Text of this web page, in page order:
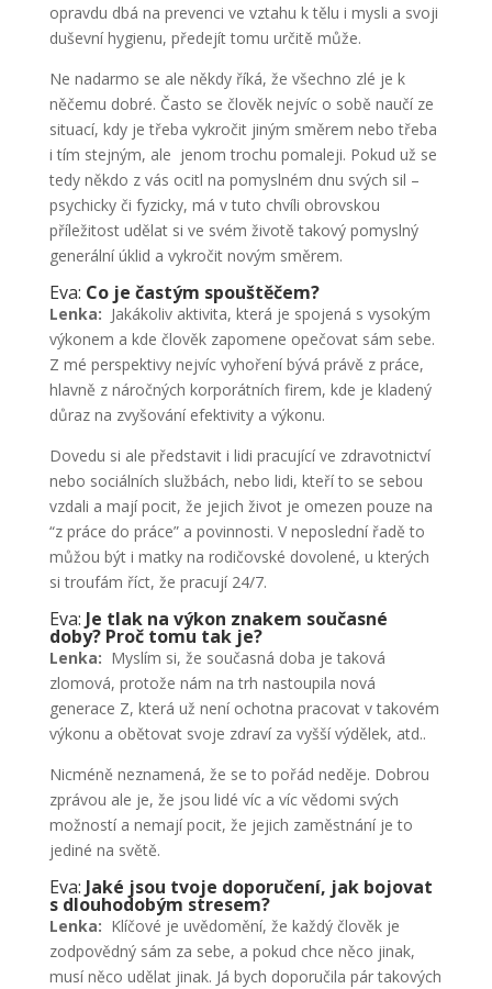
opravdu dbá na prevenci ve vztahu k tělu i mysli a svoji
duševní hygienu, předejít tomu určitě může.
Ne nadarmo se ale někdy říká, že všechno zlé je k
něčemu dobré. Často se člověk nejvíc o sobě naučí ze
situací, kdy je třeba vykročit jiným směrem nebo třeba
i tím stejným, ale jenom trochu pomaleji. Pokud už se
tedy někdo z vás ocitl na pomyslném dnu svých sil –
psychicky či fyzicky, má v tuto chvíli obrovskou
příležitost udělat si ve svém životě takový pomyslný
generální úklid a vykročit novým směrem.
Eva: Co je častým spouštěčem?
Lenka: Jakákoliv aktivita, která je spojená s vysokým
výkonem a kde člověk zapomene opečovat sám sebe.
Z mé perspektivy nejvíc vyhoření bývá právě z práce,
hlavně z náročných korporátních firem, kde je kladený
důraz na zvyšování efektivity a výkonu.
Dovedu si ale představit i lidi pracující ve zdravotnictví
nebo sociálních službách, nebo lidi, kteří to se sebou
vzdali a mají pocit, že jejich život je omezen pouze na
“z práce do práce” a povinnosti. V neposlední řadě to
můžou být i matky na rodičovské dovolené, u kterých
si troufám říct, že pracují 24/7.
Eva: Je tlak na výkon znakem současné
doby? Proč tomu tak je?
Lenka: Myslím si, že současná doba je taková
zlomová, protože nám na trh nastoupila nová
generace Z, která už není ochotna pracovat v takovém
výkonu a obětovat svoje zdraví za vyšší výdělek, atd..
Nicméně neznamená, že se to pořád neděje. Dobrou
zprávou ale je, že jsou lidé víc a víc vědomi svých
možností a nemají pocit, že jejich zaměstnání je to
jediné na světě.
Eva: Jaké jsou tvoje doporučení, jak bojovat
s dlouhodobým stresem?
Lenka: Klíčové je uvědomění, že každý člověk je
zodpovědný sám za sebe, a pokud chce něco jinak,
musí něco udělat jinak. Já bych doporučila pár takových